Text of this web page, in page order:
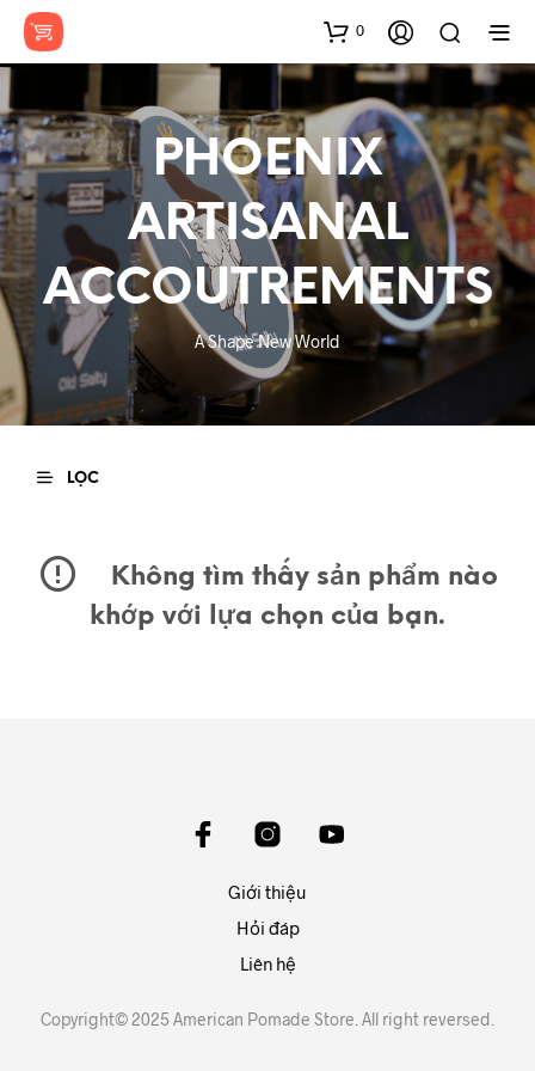
0
PHOENIX
ARTISANAL
ACCOUTREMENTS
A Shape New World
LỌC
Không tìm thấy sản phẩm nào
khớp với lựa chọn của bạn.
Giới thiệu
Hỏi đáp
Liên hệ
Copyright© 2025 American Pomade Store. All right reversed.